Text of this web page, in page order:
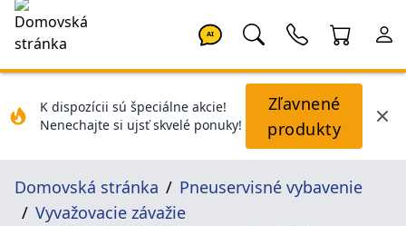
AI
K dispozícii sú špeciálne akcie!
Nenechajte si ujsť skvelé ponuky!
Zľavnené
produkty
Domovská stránka
Pneuservisné vybavenie
Vyvažovacie závažie